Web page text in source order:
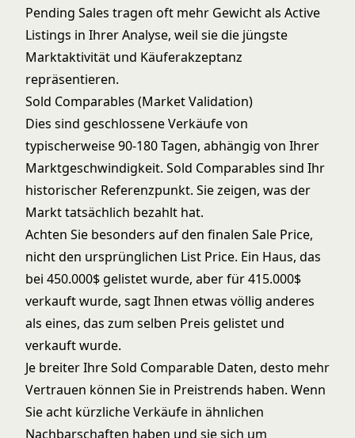
Pending Sales tragen oft mehr Gewicht als Active
Listings in Ihrer Analyse, weil sie die jüngste
Marktaktivität und Käuferakzeptanz
repräsentieren.
Sold Comparables (Market Validation)
Dies sind geschlossene Verkäufe von
typischerweise 90-180 Tagen, abhängig von Ihrer
Marktgeschwindigkeit. Sold Comparables sind Ihr
historischer Referenzpunkt. Sie zeigen, was der
Markt tatsächlich bezahlt hat.
Achten Sie besonders auf den finalen Sale Price,
nicht den ursprünglichen List Price. Ein Haus, das
bei 450.000$ gelistet wurde, aber für 415.000$
verkauft wurde, sagt Ihnen etwas völlig anderes
als eines, das zum selben Preis gelistet und
verkauft wurde.
Je breiter Ihre Sold Comparable Daten, desto mehr
Vertrauen können Sie in Preistrends haben. Wenn
Sie acht kürzliche Verkäufe in ähnlichen
Nachbarschaften haben und sie sich um